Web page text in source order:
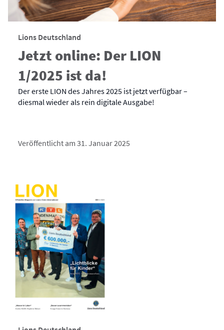
Lions Deutschland
Jetzt online: Der LION
1/2025 ist da!
Der erste LION des Jahres 2025 ist jetzt verfügbar –
diesmal wieder als rein digitale Ausgabe!
Veröffentlicht am 31. Januar 2025